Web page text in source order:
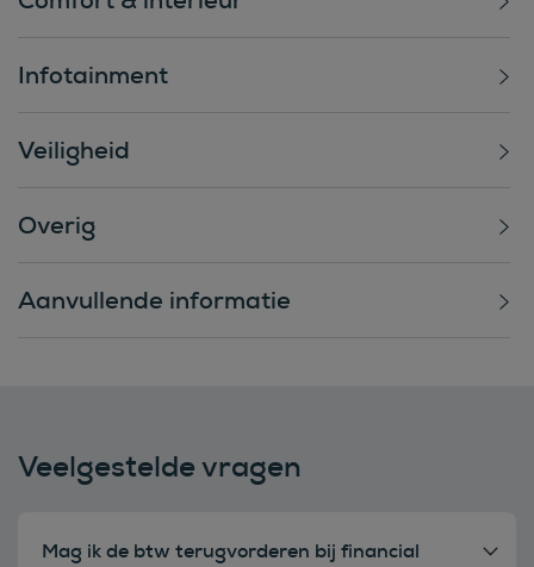
Infotainment
Veiligheid
Overig
Aanvullende informatie
Veelgestelde vragen
Mag ik de btw terugvorderen bij financial